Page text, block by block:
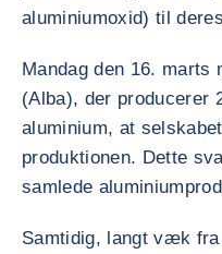
aluminiumoxid) til
Mandag den 16. marts
(Alba), der producerer
aluminium, at
produktionen. Dette
samlede
Samtidig, langt væk